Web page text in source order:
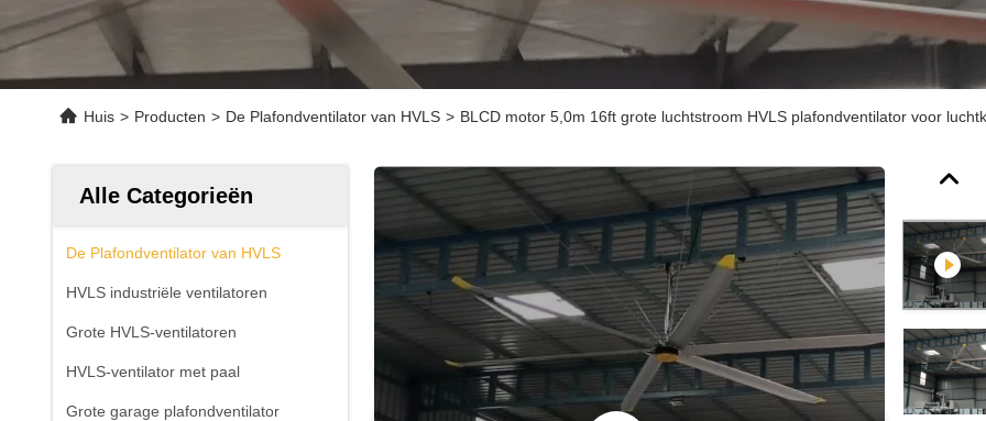
Huis > Producten > De Plafondventilator van HVLS > BLCD motor 5,0m 16ft grote luchtstroom HVLS plafondventilator voor
Alle Categorieën
De Plafondventilator van HVLS
HVLS industriële ventilatoren
Grote HVLS-ventilatoren
HVLS-ventilator met paal
Grote garage plafondventilator